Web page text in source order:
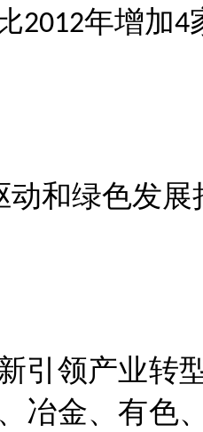
2012年增加4
和绿色发展
领产业转型
冶金、有色